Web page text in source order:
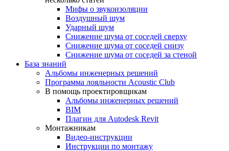
Мифы о звукоизоляции
Воздушный шум
Ударный шум
Снижение шума от соседей сверху
Снижение шума от соседей снизу
Снижение шума от соседей за стеной
База знаний
Альбомы инженерных решений
Программа лояльности Acoustic Club
В помощь проектировщикам
Альбомы инженерных решений
BIM
Плагин для Autodesk Revit
Монтажникам
Видео-инструкции
Инструкции по монтажу